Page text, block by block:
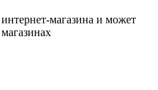
магазина и может